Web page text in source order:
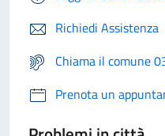
Richiedi Assistenza
Chiama il comune
Prenota un